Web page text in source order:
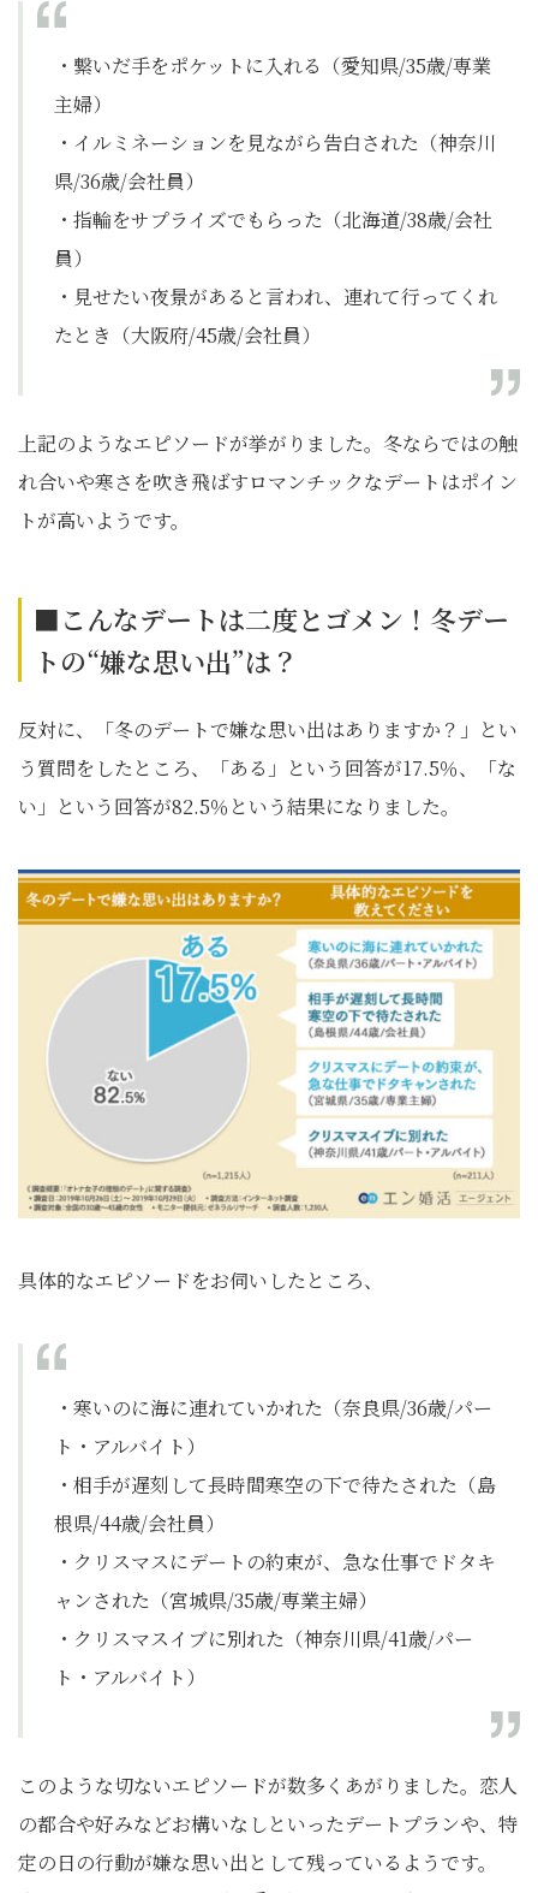
・繋いだ手をポケットに入れる（愛知県/35歳/専業
主婦）
・イルミネーションを見ながら告白された（神奈川
県/36歳/会社員）
・指輪をサプライズでもらった（北海道/38歳/会社
員）
・見せたい夜景があると言われ、連れて行ってくれ
たとき（大阪府/45歳/会社員）
上記のようなエピソードが挙がりました。冬ならではの触
れ合いや寒さを吹き飛ばすロマンチックなデートはポイン
トが高いようです。
■こんなデートは二度とゴメン！冬デー
トの“嫌な思い出”は？
反対に、「冬のデートで嫌な思い出はありますか？」とい
う質問をしたところ、「ある」という回答が17.5％、「な
い」という回答が82.5％という結果になりました。
具体的なエピソードをお伺いしたところ、
・寒いのに海に連れていかれた（奈良県/36歳/パー
ト・アルバイト）
・相手が遅刻して長時間寒空の下で待たされた（島
根県/44歳/会社員）
・クリスマスにデートの約束が、急な仕事でドタキ
ャンされた（宮城県/35歳/専業主婦）
・クリスマスイブに別れた（神奈川県/41歳/パー
ト・アルバイト）
このような切ないエピソードが数多くあがりました。恋人
の都合や好みなどお構いなしといったデートプランや、特
定の日の行動が嫌な思い出として残っているようです。